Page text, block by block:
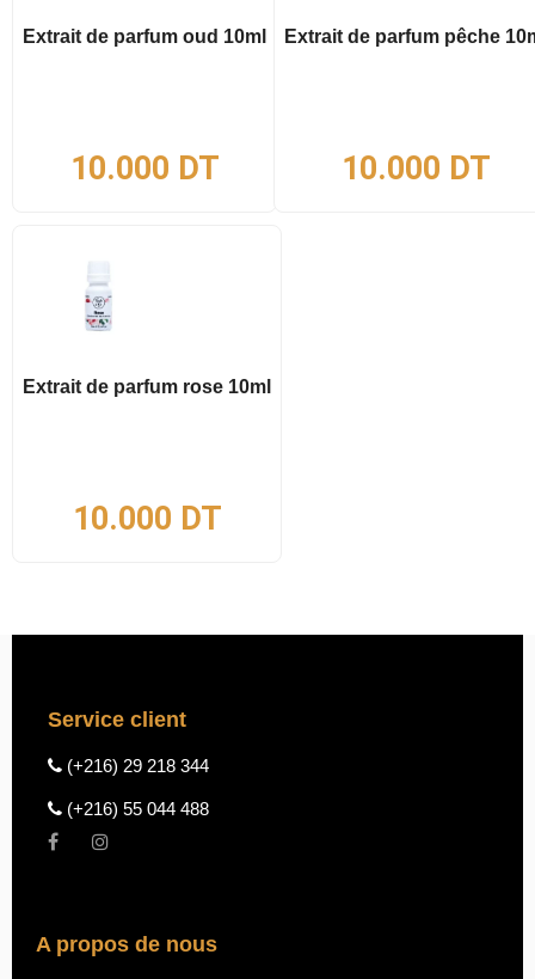
Extrait de parfum oud 10ml
10.000 DT
Extrait de parfum pêche
10.000 DT
Extrait de parfum rose 10ml
10.000 DT
Service client
(+216) 29 218 344
(+216) 55 044 488
A propos de nous